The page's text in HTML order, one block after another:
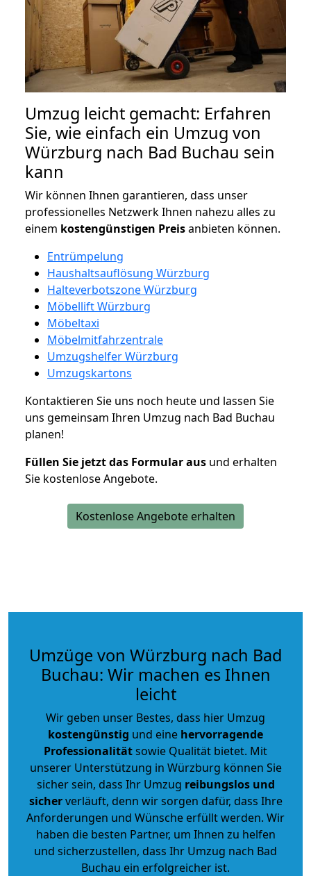
Umzug leicht gemacht: Erfahren
Sie, wie einfach ein Umzug von
Würzburg nach Bad Buchau sein
kann
Wir können Ihnen garantieren, dass unser
professionelles Netzwerk Ihnen nahezu alles zu
einem kostengünstigen Preisanbieten können.
Entrümpelung
Haushaltsauflösung Würzburg
Halteverbotszone Würzburg
Möbellift Würzburg
Möbeltaxi
Möbelmitfahrzentrale
Umzugshelfer Würzburg
Umzugskartons
Kontaktieren Sie uns noch heute und lassen Sie
uns gemeinsam Ihren Umzug nach Bad Buchau
planen!
Füllen Sie jetzt das Formular aus und erhalten
Sie kostenlose Angebote.
Kostenlose Angebote erhalten
Umzüge von Würzburg nach Bad
Buchau: Wir machen es Ihnen
leicht
Wir geben unser Bestes, dass hier Umzug
kostengünstig und eine hervorragende
Professionalitätsowie Qualität bietet. Mit
unserer Unterstützung in Würzburg können Sie
sicher sein, dass Ihr Umzug reibungslos und
sicherverläuft, denn wir sorgen dafür, dass Ihre
Anforderungen und Wünsche erfüllt werden. Wir
haben die besten Partner, um Ihnen zu helfen
und sicherzustellen, dass Ihr Umzug nach Bad
Buchau ein erfolgreicher ist.